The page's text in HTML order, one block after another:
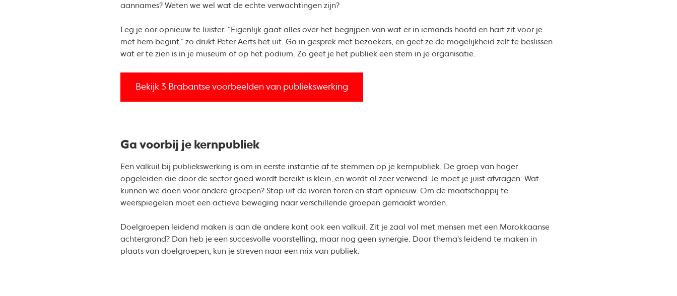
aannames? Weten we wel wat de echte verwachtingen zijn?
Leg je oor opnieuw te luister. “Eigenlijk gaat alles over het begrijpen van wat er in iemands hoofd en hart zit voor je
met hem begint.” zo drukt Peter Aerts het uit. Ga in gesprek met bezoekers, en geef ze de mogelijkheid zelf te beslissen
wat er te zien is in je museum of op het podium. Zo geef je het publiek een stem in je organisatie.
Bekijk 3 Brabantse voorbeelden van publiekswerking
Ga voorbij je kernpubliek
Een valkuil bij publiekswerking is om in eerste instantie af te stemmen op je kernpubliek. De groep van hoger
opgeleiden die door de sector goed wordt bereikt is klein, en wordt al zeer verwend. Je moet je juist afvragen: Wat
kunnen we doen voor andere groepen? Stap uit de ivoren toren en start opnieuw. Om de maatschappij te
weerspiegelen moet een actieve beweging naar verschillende groepen gemaakt worden.
Doelgroepen leidend maken is aan de andere kant ook een valkuil. Zit je zaal vol met mensen met een Marokkaanse
achtergrond? Dan heb je een succesvolle voorstelling, maar nog geen synergie. Door thema's leidend te maken in
plaats van doelgroepen, kun je streven naar een mix van publiek.